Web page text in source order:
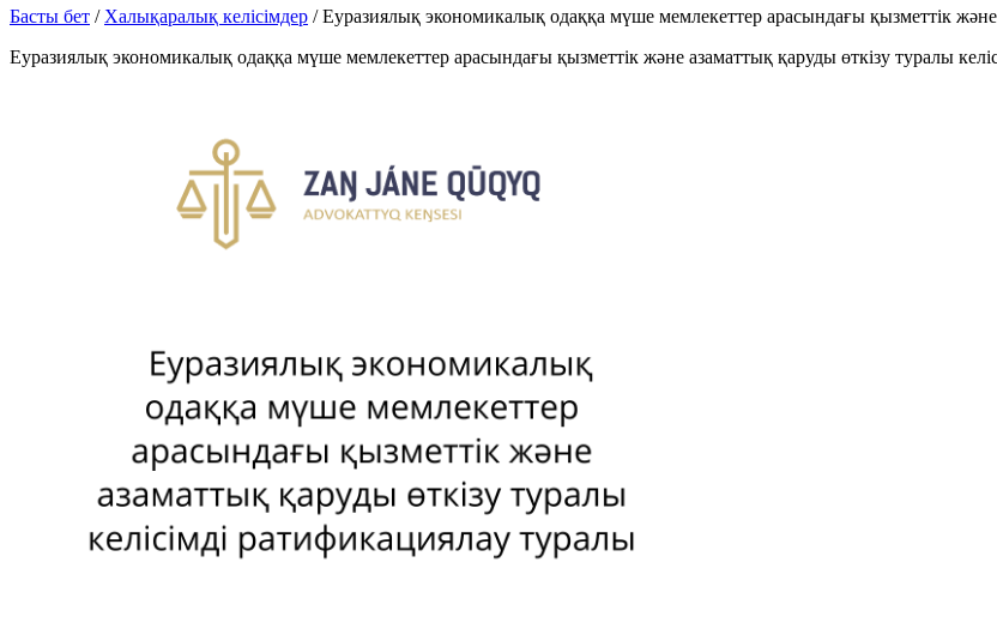
Басты бет / Халықаралық келісімдер /Еуразиялық экономикалық одаққа мүше мемлекеттер арасындағы қызметтік
Еуразиялық экономикалық одаққа мүше мемлекеттер арасындағы қызметтік және азаматтық қаруды өткізу туралы